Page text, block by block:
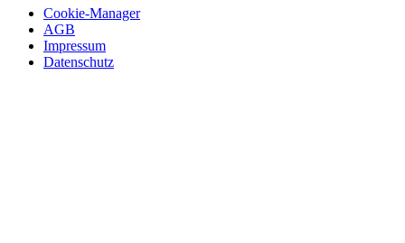
Cookie-Manager
AGB
Impressum
Datenschutz